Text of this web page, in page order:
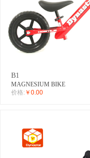
B1
MAGNESIUM BIKE
价格: ￥0.00